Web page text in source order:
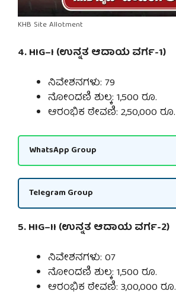
KHB Site Allotment
4. HIG–I (ಉನ್ನತ ಆದಾಯ ವರ್ಗ-1)
ನಿವೇಶನಗಳು: 79
ನೋಂದಣಿ ಶುಲ್ಕ: 1,500 ರೂ.
ಆರಂಭಿಕ ಠೇವಣಿ: 2,50,000 ರೂ.
WhatsApp Group
Telegram Group
5. HIG–II (ಉನ್ನತ ಆದಾಯ ವರ್ಗ-2)
ನಿವೇಶನಗಳು: 07
ನೋಂದಣಿ ಶುಲ್ಕ: 1,500 ರೂ.
ಆರಂಭಿಕ ಠೇವಣಿ: 3,00,000 ರೂ.